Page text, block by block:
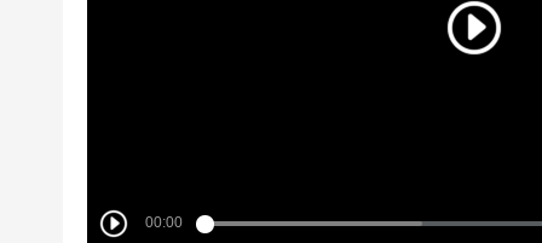
00:00